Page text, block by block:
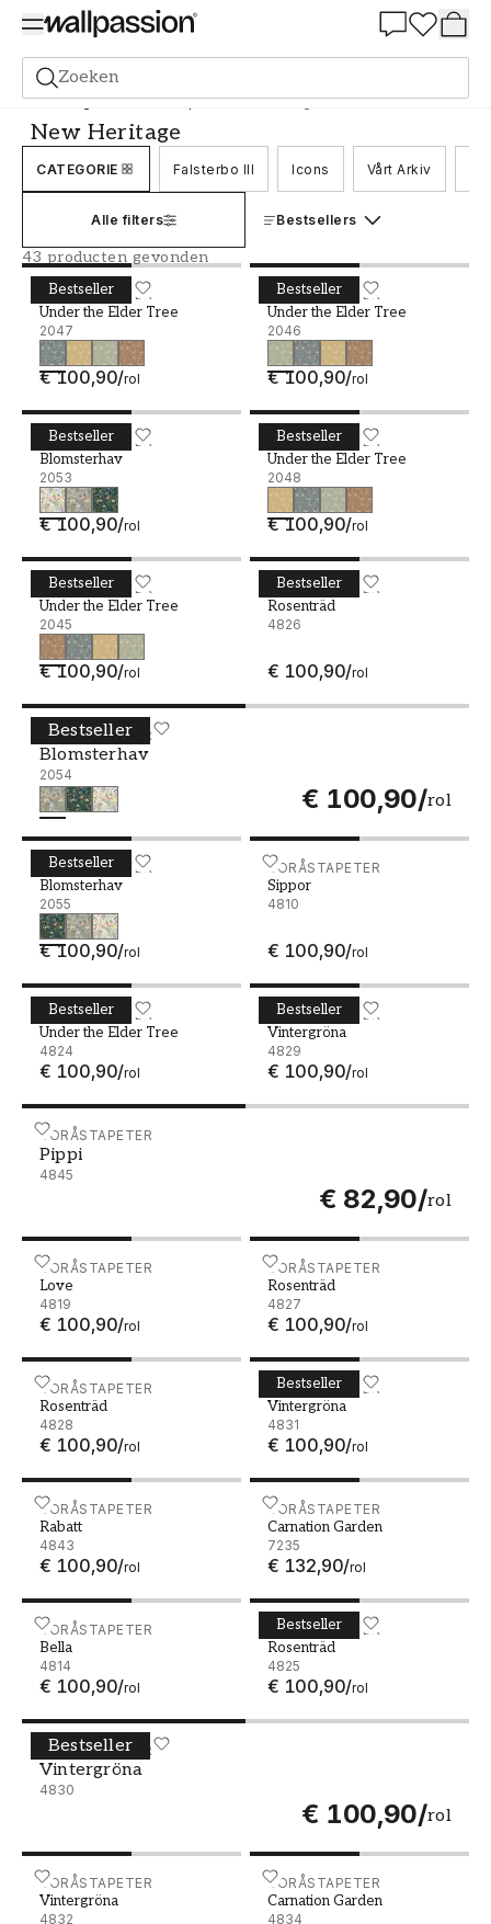
Zoeken
Behang Merk Boråstapeter New Heritage
New Heritage
CATEGORIE Falsterbo III Icons Vårt Arkiv
Alle filters Bestsellers
43 producten gevonden
Bestseller
BORÅSTAPETER
Under the Elder Tree
2047
€ 100,90/rol
Under the Elder Tree - 2047 Bestseller
BORÅSTAPETER
Under the Elder Tree
2046
€ 100,90/rol
Under the Elder Tree -
Bestseller
BORÅSTAPETER
Blomsterhav
2053
€ 100,90/rol
Blomsterhav - 2053 Bestseller
BORÅSTAPETER
Under the Elder Tree
2048
€ 100,90/rol
Under the Elder Tree -
Bestseller
BORÅSTAPETER
Under the Elder Tree
2045
€ 100,90/rol
Under the Elder Tree - 2045 Bestseller
BORÅSTAPETER
Rosenträd
4826
€ 100,90/rol
Rosenträd - 4826
Bestseller
BORÅSTAPETER
Blomsterhav
2054
€ 100,90/rol
Blomsterhav - 2054
Bestseller
BORÅSTAPETER
Blomsterhav
2055
€ 100,90/rol
Blomsterhav - 2055 BORÅSTAPETER
Sippor
4810
€ 100,90/rol
Sippor - 4810
Bestseller
BORÅSTAPETER
Under the Elder Tree
4824
€ 100,90/rol
Under the Elder Tree - 4824 Bestseller
BORÅSTAPETER
Vintergröna
4829
€ 100,90/rol
Vintergröna - 4829
BORÅSTAPETER
Pippi
4845
€ 82,90/rol
Pippi - 4845
BORÅSTAPETER
Love
4819
€ 100,90/rol
Love - 4819 BORÅSTAPETER
Rosenträd
4827
€ 100,90/rol
Rosenträd - 4827
BORÅSTAPETER
Rosenträd
4828
€ 100,90/rol
Rosenträd - 4828 Bestseller
BORÅSTAPETER
Vintergröna
4831
€ 100,90/rol
Vintergröna - 4831
BORÅSTAPETER
Rabatt
4843
€ 100,90/rol
Rabatt - 4843 BORÅSTAPETER
Carnation Garden
7235
€ 132,90/rol
Carnation Garden - 7235
BORÅSTAPETER
Bella
4814
€ 100,90/rol
Bella - 4814 Bestseller
BORÅSTAPETER
Rosenträd
4825
€ 100,90/rol
Rosenträd - 4825
Bestseller
BORÅSTAPETER
Vintergröna
4830
€ 100,90/rol
Vintergröna - 4830
BORÅSTAPETER
Vintergröna
4832
Vintergröna - 4832 BORÅSTAPETER
Carnation Garden
4834
Carnation Garden - 4834